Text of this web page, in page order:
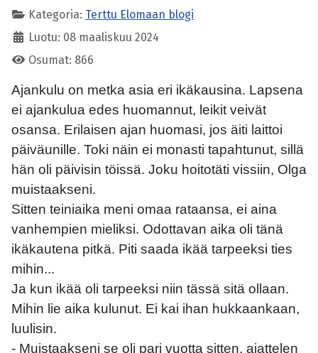
Kategoria: Terttu Elomaan blogi
Luotu: 08 maaliskuu 2024
Osumat: 866
Ajankulu on metka asia eri ikäkausina. Lapsena
ei ajankulua edes huomannut, leikit veivät
osansa. Erilaisen ajan huomasi, jos äiti laittoi
päiväunille. Toki näin ei monasti tapahtunut, sillä
hän oli päivisin töissä. Joku hoitotäti vissiin, Olga
muistaakseni.
Sitten teiniaika meni omaa rataansa, ei aina
vanhempien mieliksi. Odottavan aika oli tänä
ikäkautena pitkä. Piti saada ikää tarpeeksi ties
mihin...
Ja kun ikää oli tarpeeksi niin tässä sitä ollaan.
Mihin lie aika kulunut. Ei kai ihan hukkaankaan,
luulisin.
- Muistaakseni se oli pari vuotta sitten, ajattelen